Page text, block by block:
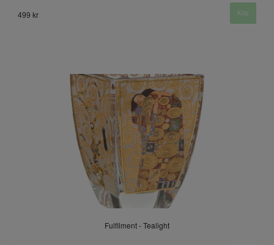
499 kr
Fulfilment - Tealight